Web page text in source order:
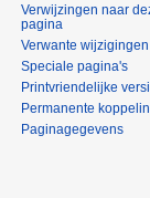
Verwijzingen naar
pagina
Verwante wijzigingen
Speciale pagina's
Printvriendelijke
Permanente
Paginagegevens